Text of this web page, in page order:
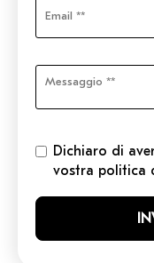
Dichiaro di
vostra politica